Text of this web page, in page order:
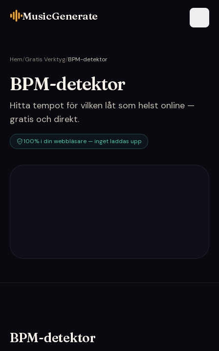
MusicGenerate
Hem/Gratis Verktyg/BPM-detektor
BPM-detektor
Hitta tempot för vilken låt som helst online —
gratis och direkt.
100% i din webbläsare — inget laddas upp
BPM-detektor